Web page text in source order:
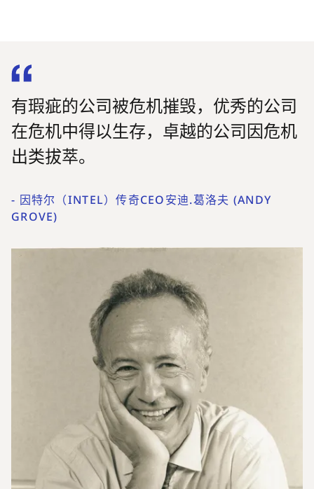
有瑕疵的公司被危机摧毁，优秀的公司
在危机中得以生存，卓越的公司因危机
出类拔萃。
- 因特尔（INTEL）传奇CEO安迪.葛洛夫 (ANDY
GROVE)